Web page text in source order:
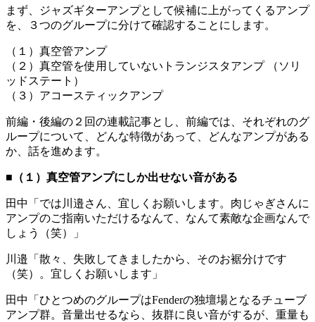
まず、ジャズギターアンプとして候補に上がってくるアンプ
を、３つのグループに分けて確認することにします。
（１）真空管アンプ
（２）真空管を使用していないトランジスタアンプ （ソリ
ッドステート）
（３）アコースティックアンプ
前編・後編の２回の連載記事とし、前編では、それぞれのグ
ループについて、どんな特徴があって、どんなアンプがある
か、話を進めます。
■（１）真空管アンプにしか出せない音がある
田中「では川邉さん、宜しくお願いします。肉じゃぎさんに
アンプのご指南いただけるなんて、なんて素敵な企画なんで
しょう（笑）」
川邉「散々、失敗してきましたから、そのお裾分けです
（笑）。宜しくお願いします」
田中「ひとつめのグループはFenderの独壇場となるチューブ
アンプ群。音量出せるなら、抜群に良い音がするが、重量も